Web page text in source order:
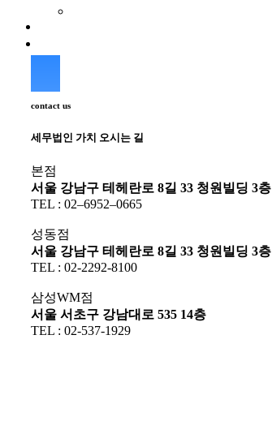
contact us
세무법인 가치 오시는 길
본점
서울 강남구 테헤란로 8길 33 청원빌딩 3층
TEL : 02–6952–0665
성동점
서울 강남구 테헤란로 8길 33 청원빌딩 3층
TEL : 02-2292-8100
삼성WM점
서울 서초구 강남대로 535 14층
TEL : 02-537-1929